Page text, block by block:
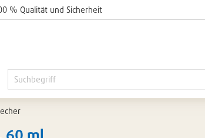
% Qualität und Sicherheit